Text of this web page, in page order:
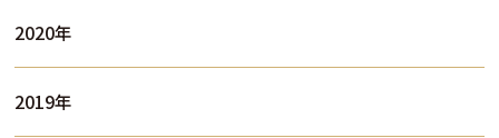
2020年
2019年